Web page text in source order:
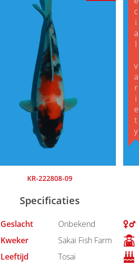
KR-222808-09
Specificaties
Geslacht
Onbekend
Kweker
Sakai Fish Farm
Leeftijd
Tosai
Special variety